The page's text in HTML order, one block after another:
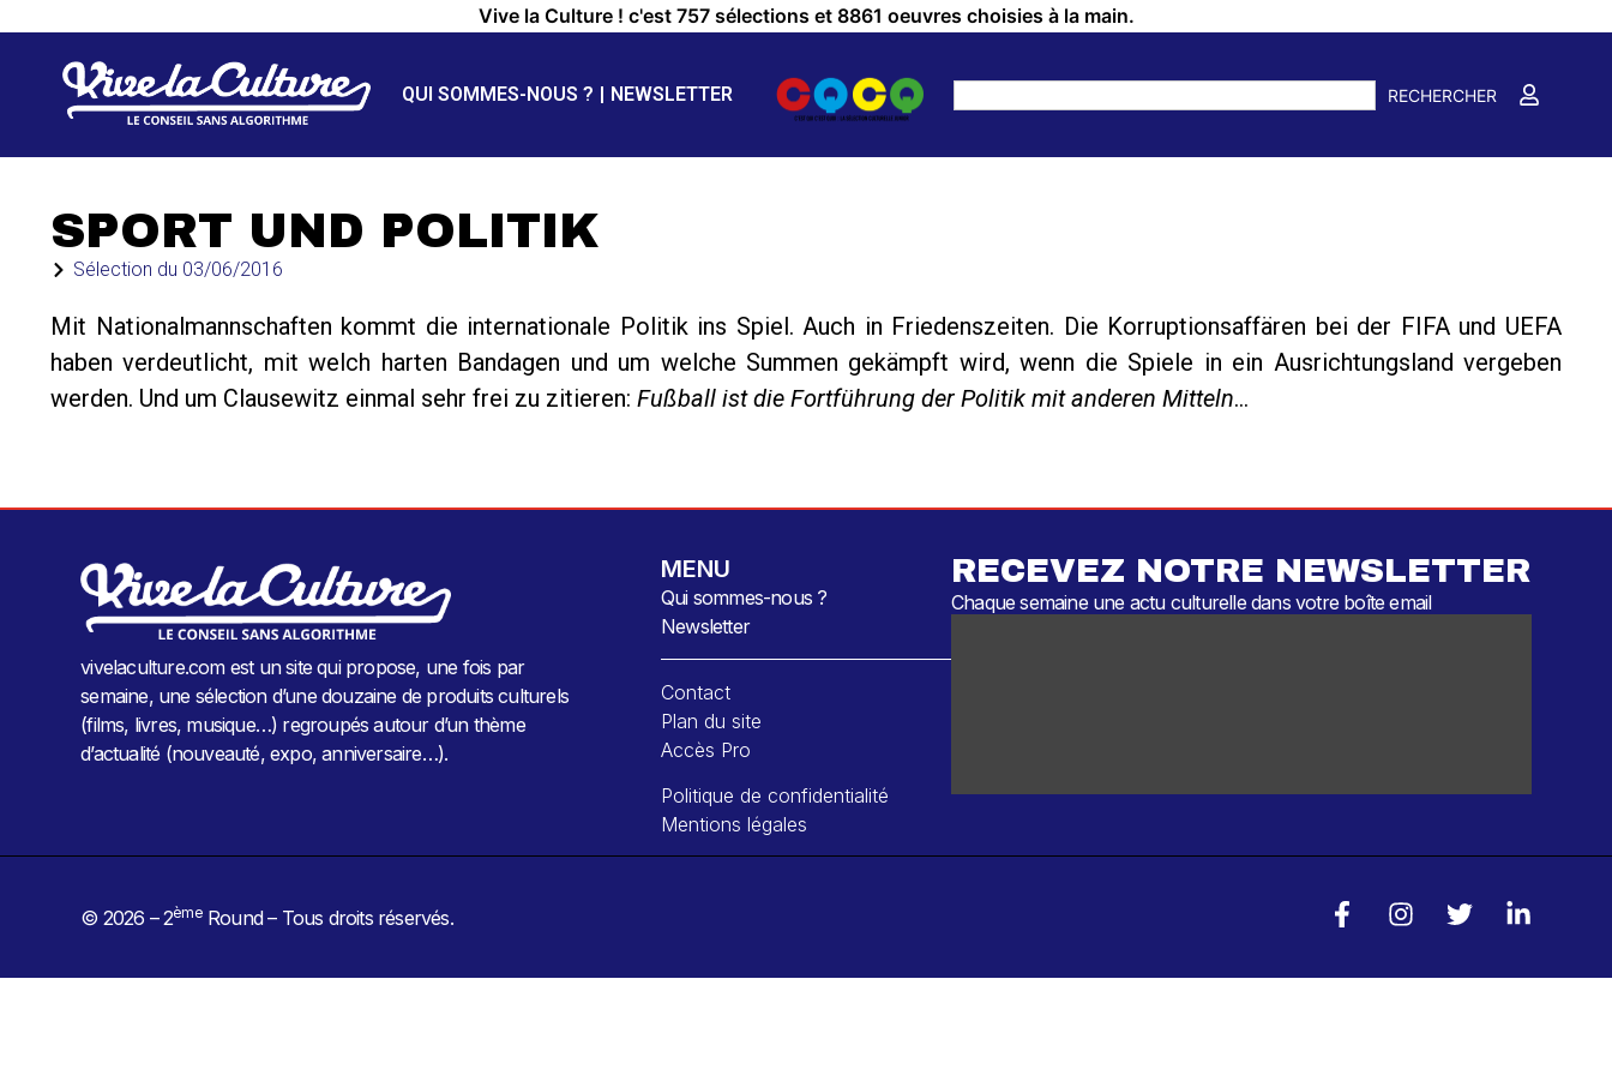
Vive la Culture ! c'est 757 sélections et 8861 oeuvres choisies à la main.
QUI SOMMES-NOUS ? NEWSLETTER RECHERCHER
SPORT UND POLITIK
Sélection du 03/06/2016
Mit Nationalmannschaften kommt die internationale Politik ins Spiel. Auch in Friedenszeiten. Die Korruptionsaffären bei der FIFA und UEFA
haben verdeutlicht, mit welch harten Bandagen und um welche Summen gekämpft wird, wenn die Spiele in ein Ausrichtungsland vergeben
werden. Und um Clausewitz einmal sehr frei zu zitieren: Fußball ist die Fortführung der Politik mit anderen Mitteln…
vivelaculture.com est un site qui propose, une fois par
semaine, une sélection d’une douzaine de produits culturels
(films, livres, musique…) regroupés autour d’un thème
d’actualité (nouveauté, expo, anniversaire…).
MENU
Qui sommes-nous ?
Newsletter
Contact
Plan du site
Accès Pro
Politique de confidentialité
Mentions légales
RECEVEZ NOTRE NEWSLETTER
Chaque semaine une actu culturelle dans votre boîte email
© 2026 – 2èmeRound – Tous droits réservés.